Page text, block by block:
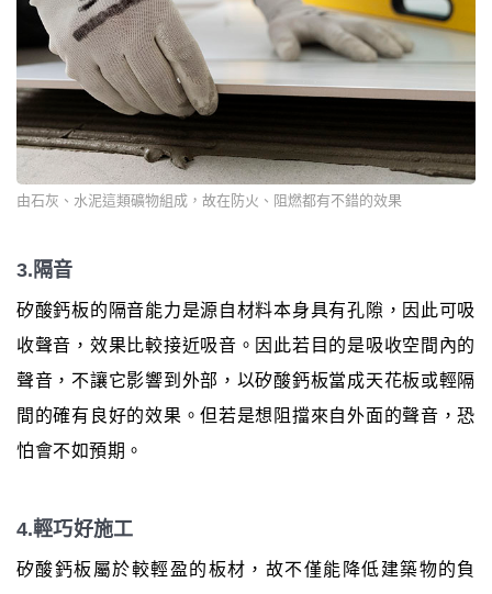
由石灰、水泥這類礦物組成，故在防火、阻燃都有不錯的效果
3.隔音
矽酸鈣板的隔音能力是源自材料本身具有孔隙，因此可吸
收聲音，效果比較接近吸音。因此若目的是吸收空間內的
聲音，不讓它影響到外部，以矽酸鈣板當成天花板或輕隔
間的確有良好的效果。但若是想阻擋來自外面的聲音，恐
怕會不如預期。
4.輕巧好施工
矽酸鈣板屬於較輕盈的板材，故不僅能降低建築物的負